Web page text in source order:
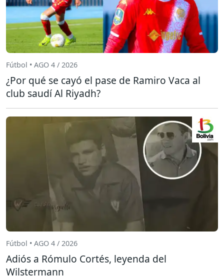
Fútbol • AGO 4 / 2026
¿Por qué se cayó el pase de Ramiro Vaca al
club saudí Al Riyadh?
Fútbol • AGO 4 / 2026
Adiós a Rómulo Cortés, leyenda del
Wilstermann